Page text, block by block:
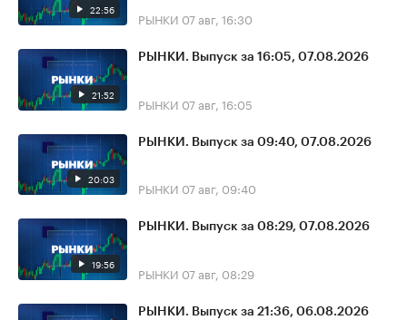
22:56 РЫНКИ 07 авг, 16:30
21:52
РЫНКИ. Выпуск за 16:05, 07.08.2026
РЫНКИ 07 авг, 16:05
20:03
РЫНКИ. Выпуск за 09:40, 07.08.2026
РЫНКИ 07 авг, 09:40
19:56
РЫНКИ. Выпуск за 08:29, 07.08.2026
РЫНКИ 07 авг, 08:29
РЫНКИ. Выпуск за 21:36, 06.08.2026